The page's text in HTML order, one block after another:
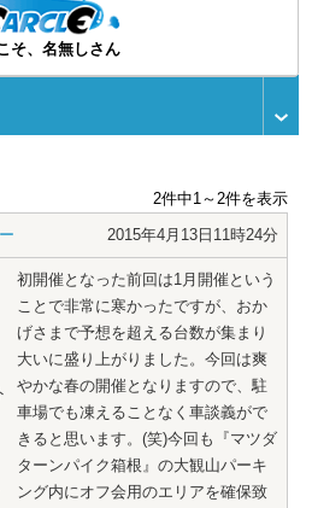
そ、名無しさん
2件中1～2件を表示
2015年4月13日11時24分
初開催となった前回は1月開催という
ことで非常に寒かったですが、おか
げさまで予想を超える台数が集まり
大いに盛り上がりました。今回は爽
やかな春の開催となりますので、駐
車場でも凍えることなく車談義がで
きると思います。(笑)今回も『マツダ
ターンパイク箱根』の大観山パーキ
ング内にオフ会用のエリアを確保致